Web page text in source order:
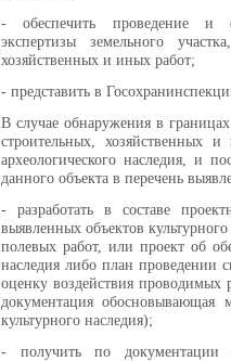
- обеспечить проведение и
экспертизы земельного
хозяйственных и иных работ;
- представить в
В случае обнаружения в
строительных, хозяйственных
археологического наследия, и
данного объекта в перечень
- разработать в составе
выявленных объектов
полевых работ, или проект об
наследия либо план проведении
оценку воздействия проводимых
документация обосновывающая
культурного наследия);
- получить по документации